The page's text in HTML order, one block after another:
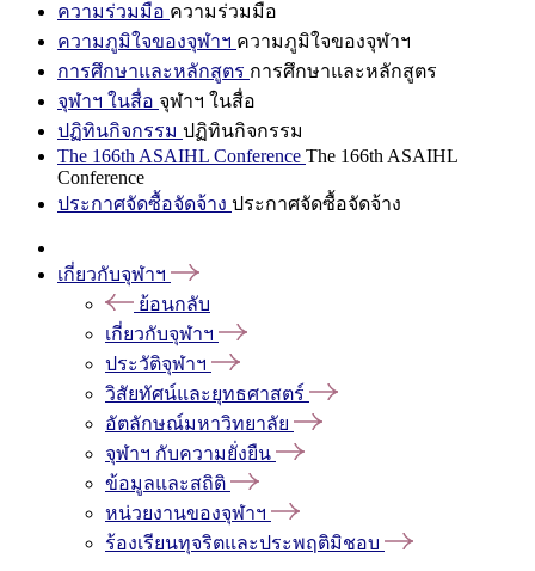
ความร่วมมือ ความร่วมมือ
ความภูมิใจของจุฬาฯ ความภูมิใจของจุฬาฯ
การศึกษาและหลักสูตร การศึกษาและหลักสูตร
จุฬาฯ ในสื่อ จุฬาฯ ในสื่อ
ปฏิทินกิจกรรม ปฏิทินกิจกรรม
The 166th ASAIHL Conference The 166th ASAIHL
Conference
ประกาศจัดซื้อจัดจ้าง ประกาศจัดซื้อจัดจ้าง
เกี่ยวกับจุฬาฯ
ย้อนกลับ
เกี่ยวกับจุฬาฯ
ประวัติจุฬาฯ
วิสัยทัศน์และยุทธศาสตร์
อัตลักษณ์มหาวิทยาลัย
จุฬาฯ กับความยั่งยืน
ข้อมูลและสถิติ
หน่วยงานของจุฬาฯ
ร้องเรียนทุจริตและประพฤติมิชอบ